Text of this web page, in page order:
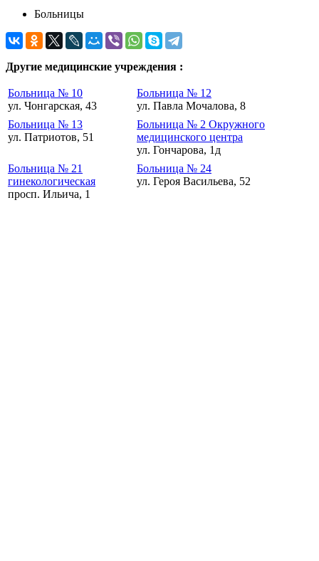
Больницы
Другие медицинские учреждения :
Больница № 10
ул. Чонгарская, 43
Больница № 12
ул. Павла Мочалова, 8
Больница № 13
ул. Патриотов, 51
Больница № 2 Окружного
медицинского центра
ул. Гончарова, 1д
Больница № 21
гинекологическая
просп. Ильича, 1
Больница № 24
ул. Героя Васильева, 52